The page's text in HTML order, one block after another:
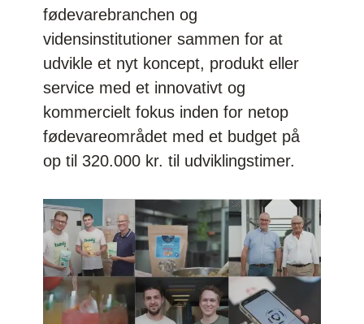
fødevarebranchen og
vidensinstitutioner sammen for at
udvikle et nyt koncept, produkt eller
service med et innovativt og
kommercielt fokus inden for netop
fødevareområdet med et budget på
op til 320.000 kr. til udviklingstimer.